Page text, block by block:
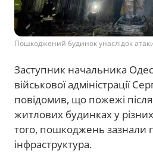
Пошкоджений будинок унаслідок
Заступник начальника
військової адміністрації
повідомив, що пожежі
житлових будинках у
того, пошкоджень зазнали
інфраструктура.